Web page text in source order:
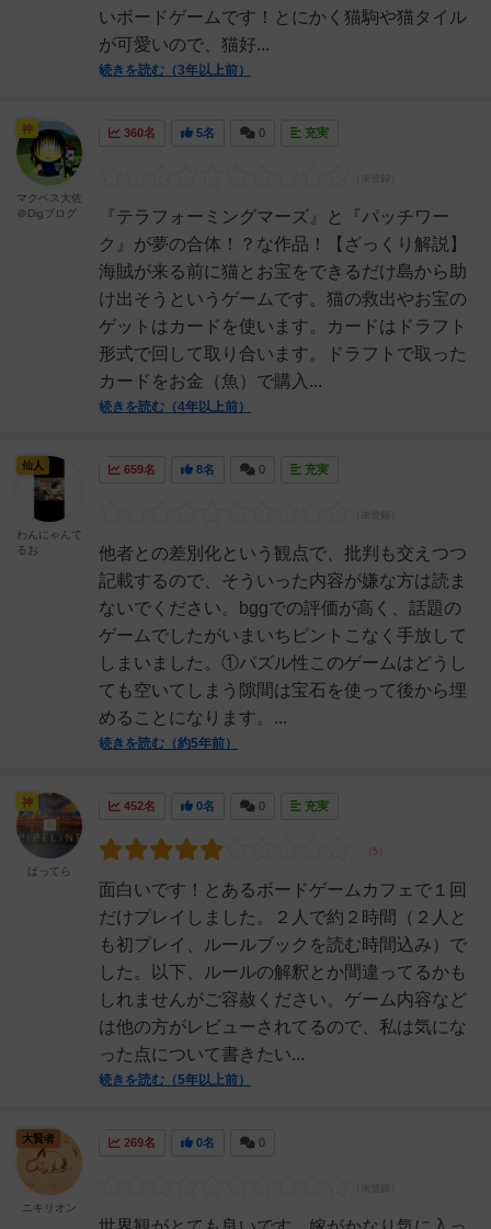
いボードゲームです！とにかく猫駒や猫タイル
が可愛いので、猫好...
続きを読む（3年以上前）
360名 5名 0 充実
『テラフォーミングマーズ』と『パッチワー
ク』が夢の合体！？な作品！【ざっくり解説】
海賊が来る前に猫とお宝をできるだけ島から助
け出そうというゲームです。猫の救出やお宝の
ゲットはカードを使います。カードはドラフト
形式で回して取り合います。ドラフトで取った
カードをお金（魚）で購入...
続きを読む（4年以上前）
神
マクベス大佐
＠Digブログ
659名 8名 0 充実
他者との差別化という観点で、批判も交えつつ
記載するので、そういった内容が嫌な方は読ま
ないでください。bggでの評価が高く、話題の
ゲームでしたがいまいちピントこなく手放して
しまいました。①パズル性このゲームはどうし
ても空いてしまう隙間は宝石を使って後から埋
めることになります。...
続きを読む（約5年前）
仙人
わんにゃんて
るお
452名 0名 0 充実
面白いです！とあるボードゲームカフェで１回
だけプレイしました。２人で約２時間（２人と
も初プレイ、ルールブックを読む時間込み）で
した。以下、ルールの解釈とか間違ってるかも
しれませんがご容赦ください。ゲーム内容など
は他の方がレビューされてるので、私は気にな
った点について書きたい...
続きを読む（5年以上前）
神
ばってら
269名 0名 0
大賢者
ニキリオン